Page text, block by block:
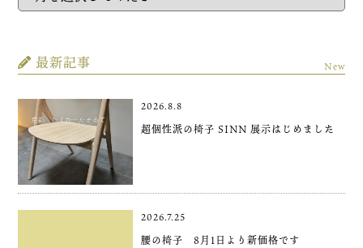
最新記事 New
2026.8.8
超個性派の椅子 SINN 展示はじめました
2026.7.25
腰の椅子 8月1日より新価格です